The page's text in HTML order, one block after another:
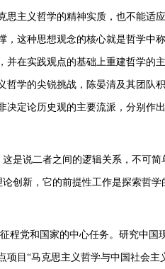
主义哲学的精神实质，也不能适
这种思想观念的核心就是哲学中
在实践观点的基础上重建哲学的
学的尖锐挑战，陈晏清及其团队
定论历史观的主要流派，分别作
这是说二者之间的逻辑关系，不可
创新，它的前提性工作是探索哲
程党和国家的中心任务。研究中国
目“马克思主义哲学与中国社会主